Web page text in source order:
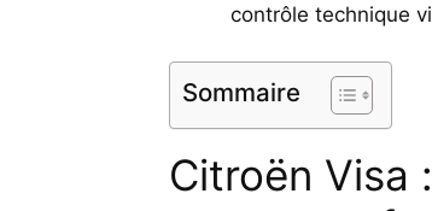
contrôle technique
Sommaire
Citroën Visa